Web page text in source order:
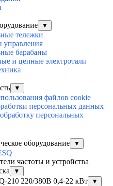
▼
тележки
управления
барабаны
и цепные электротали
▼
файлов cookie
персональных данных
персональных
оборудование ▼
частоты и устройства
▼
210 220/380В 0,4-22 кВт ▼